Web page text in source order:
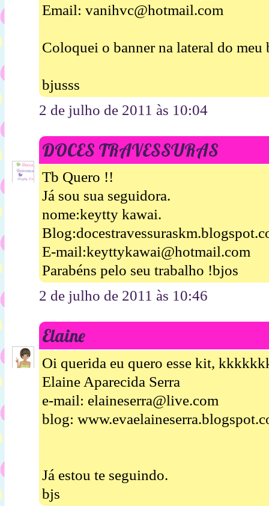
Email: vanihvc@hotmail.com
Coloquei o banner na lateral do meu
bjusss
2 de julho de 2011 às 10:04
DOCES TRAVESSURAS
Tb Quero !!
Já sou sua seguidora.
nome:keytty kawai.
E-mail:keyttykawai@hotmail.com
Parabéns pelo seu trabalho !bjos
2 de julho de 2011 às 10:46
Elaine
Oi querida eu quero esse kit,
Elaine Aparecida Serra
e-mail: elaineserra@live.com
blog:
Já estou te seguindo.
bjs